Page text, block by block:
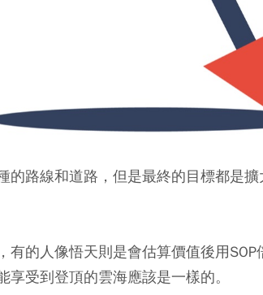
的路線和道路，但是最終的目標都是
的人像悟天則是會估算價值後用SOP
受到登頂的雲海應該是一樣的。